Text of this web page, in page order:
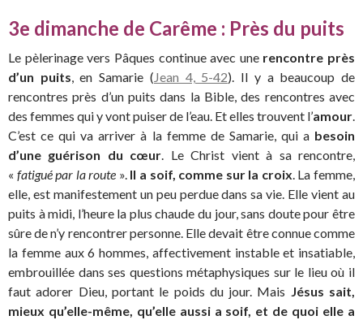
3e dimanche de Carême : Près du puits
Le pèlerinage vers Pâques continue avec une rencontre près
d’un puits, en Samarie (Jean 4, 5-42). Il y a beaucoup de
rencontres près d’un puits dans la Bible, des rencontres avec
des femmes qui y vont puiser de l’eau. Et elles trouvent l’amour.
C’est ce qui va arriver à la femme de Samarie, qui a besoin
d’une guérison du cœur. Le Christ vient à sa rencontre,
« fatigué par la route ». Il a soif, comme sur la croix. La femme,
elle, est manifestement un peu perdue dans sa vie. Elle vient au
puits à midi, l’heure la plus chaude du jour, sans doute pour être
sûre de n’y rencontrer personne. Elle devait être connue comme
la femme aux 6 hommes, affectivement instable et insatiable,
embrouillée dans ses questions métaphysiques sur le lieu où il
faut adorer Dieu, portant le poids du jour. Mais Jésus sait,
mieux qu’elle-même, qu’elle aussi a soif, et de quoi elle a